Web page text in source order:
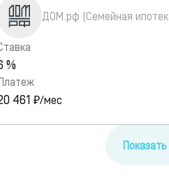
ДОМ.рф (Семейная
%
461 ₽/мес